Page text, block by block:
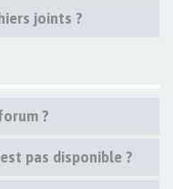
joints ?
?
pas disponible ?